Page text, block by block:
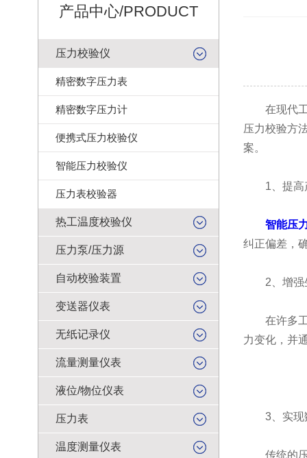
产品中心/PRODUCT
压力校验仪
精密数字压力表
精密数字压力计
便携式压力校验仪
智能压力校验仪
压力表校验器
热工温度校验仪
压力泵/压力源
自动校验装置
变送器仪表
无纸记录仪
流量测量仪表
液位/物位仪表
压力表
温度测量仪表
在现代工
压力校验方
案。
1、提高
智能压
纠正偏差，
2、增强
在许多工
力变化，并
3、实现
传统的压